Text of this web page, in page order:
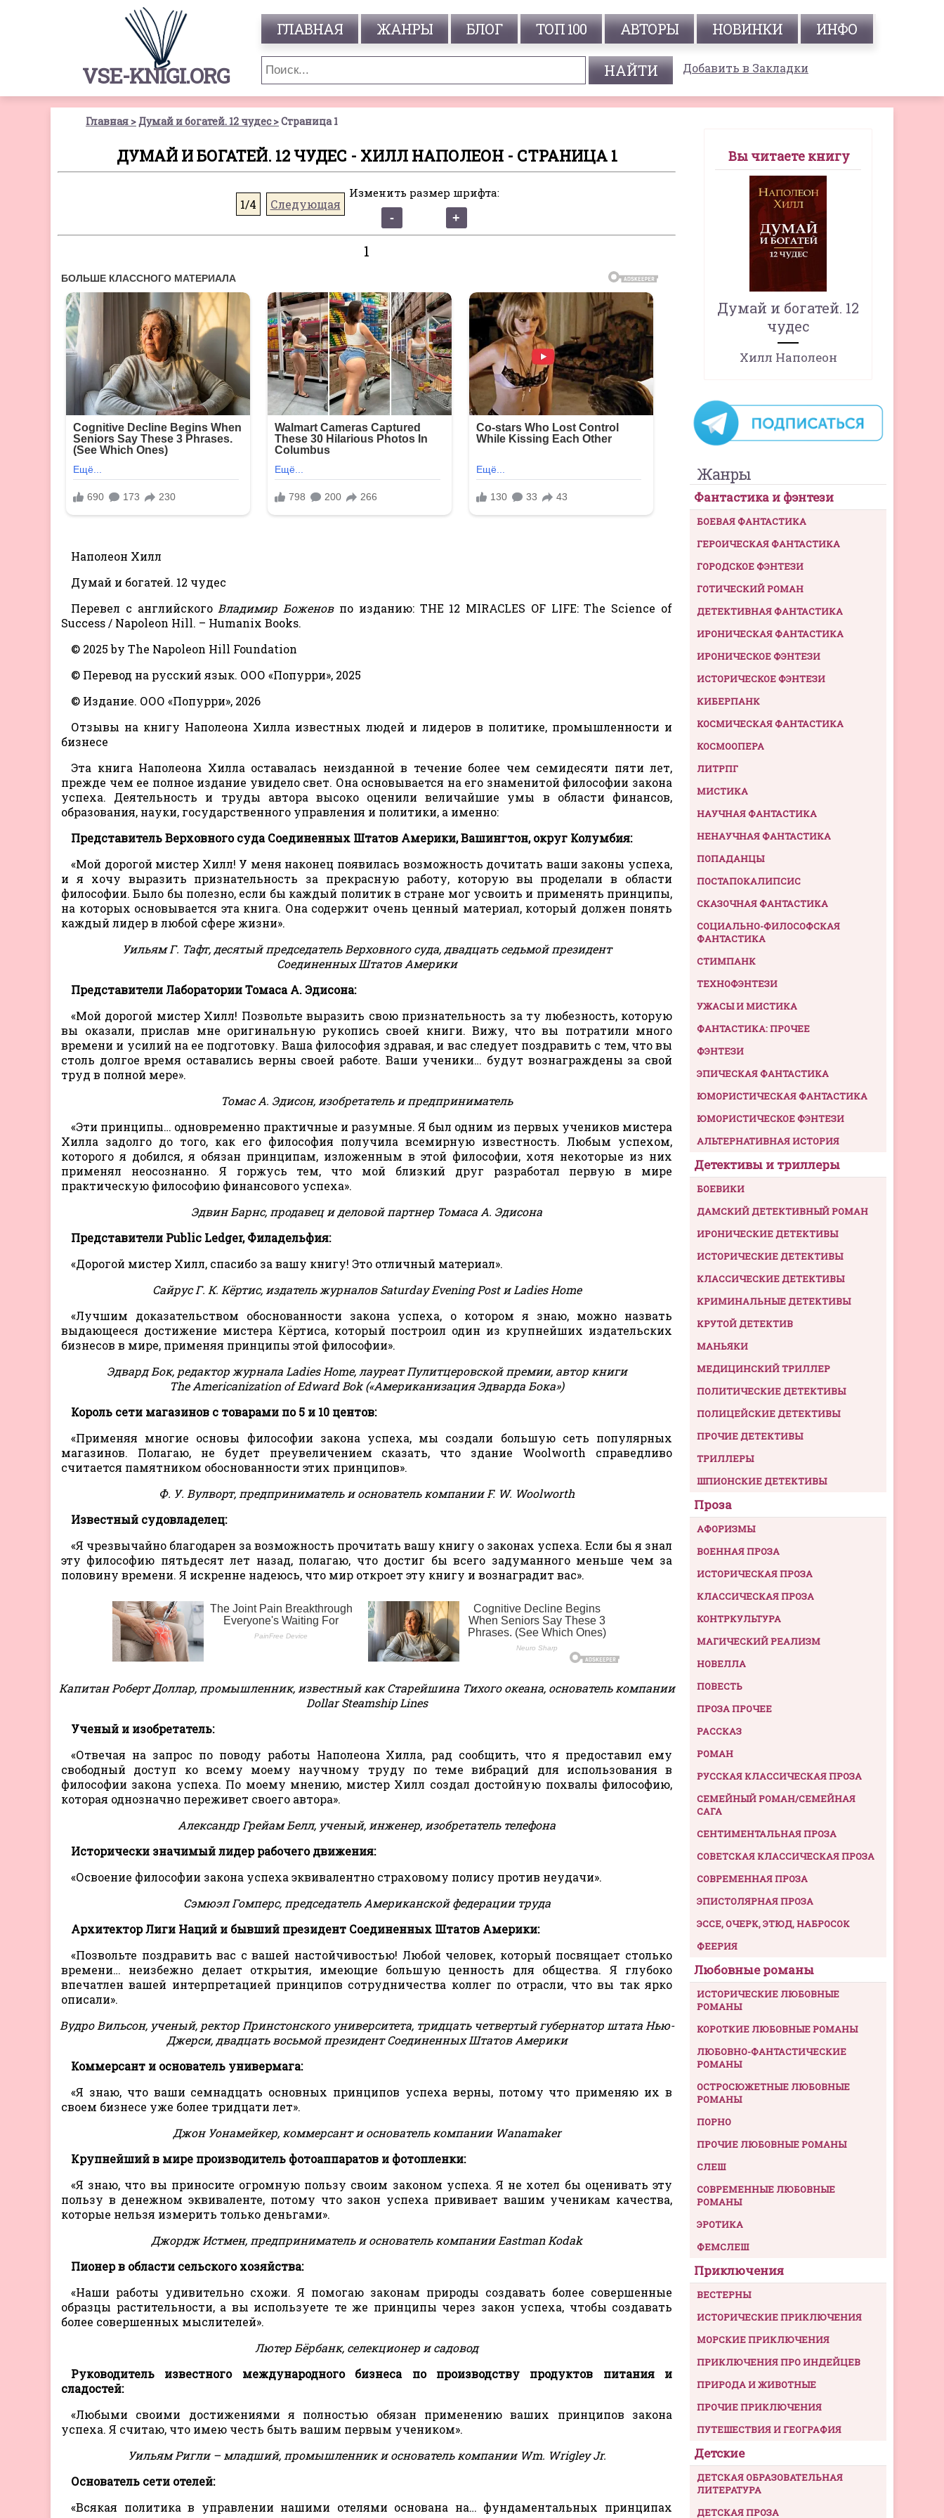
VSE-KNIGI.ORG
ГЛАВНАЯ ЖАНРЫ БЛОГ ТОП 100 АВТОРЫ НОВИНКИ ИНФО
Добавить в Закладки
Главная Думай и богатей. 12 чудес Страница 1
ДУМАЙ И БОГАТЕЙ. 12 ЧУДЕС - ХИЛЛ НАПОЛЕОН - СТРАНИЦА 1
1/4 Следующая
Изменить размер шрифта:
1
Наполеон Хилл
Думай и богатей. 12 чудес
Перевел с английского Владимир Боженовпо изданию: THE 12 MIRACLES OF LIFE: The Science of
Success / Napoleon Hill. – Humanix Books.
© 2025 by The Napoleon Hill Foundation
© Перевод на русский язык. ООО «Попурри», 2025
© Издание. ООО «Попурри», 2026
Отзывы на книгу Наполеона Хилла известных людей и лидеров в политике, промышленности и
бизнесе
Эта книга Наполеона Хилла оставалась неизданной в течение более чем семидесяти пяти лет,
прежде чем ее полное издание увидело свет. Она основывается на его знаменитой философии закона
успеха. Деятельность и труды автора высоко оценили величайшие умы в области финансов,
образования, науки, государственного управления и политики, а именно:
Представитель Верховного суда Соединенных Штатов Америки, Вашингтон, округ Колумбия:
«Мой дорогой мистер Хилл! У меня наконец появилась возможность дочитать ваши законы успеха,
и я хочу выразить признательность за прекрасную работу, которую вы проделали в области
философии. Было бы полезно, если бы каждый политик в стране мог усвоить и применять принципы,
на которых основывается эта книга. Она содержит очень ценный материал, который должен понять
каждый лидер в любой сфере жизни».
Уильям Г. Тафт, десятый председатель Верховного суда, двадцать седьмой президент
Соединенных Штатов Америки
Представители Лаборатории Томаса А. Эдисона:
«Мой дорогой мистер Хилл! Позвольте выразить свою признательность за ту любезность, которую
вы оказали, прислав мне оригинальную рукопись своей книги. Вижу, что вы потратили много
времени и усилий на ее подготовку. Ваша философия здравая, и вас следует поздравить с тем, что вы
столь долгое время оставались верны своей работе. Ваши ученики… будут вознаграждены за свой
труд в полной мере».
Томас А. Эдисон, изобретатель и предприниматель
«Эти принципы… одновременно практичные и разумные. Я был одним из первых учеников мистера
Хилла задолго до того, как его философия получила всемирную известность. Любым успехом,
которого я добился, я обязан принципам, изложенным в этой философии, хотя некоторые из них
применял неосознанно. Я горжусь тем, что мой близкий друг разработал первую в мире
практическую философию финансового успеха».
Эдвин Барнс, продавец и деловой партнер Томаса А. Эдисона
Представители Public Ledger, Филадельфия:
«Дорогой мистер Хилл, спасибо за вашу книгу! Это отличный материал».
Сайрус Г. К. Кёртис, издатель журналов Saturday Evening Post и Ladies Home
«Лучшим доказательством обоснованности закона успеха, о котором я знаю, можно назвать
выдающееся достижение мистера Кёртиса, который построил один из крупнейших издательских
бизнесов в мире, применяя принципы этой философии».
Эдвард Бок, редактор журнала Ladies Home, лауреат Пулитцеровской премии, автор книги
The Americanization of Edward Bok («Американизация Эдварда Бока»)
Король сети магазинов с товарами по 5 и 10 центов:
«Применяя многие основы философии закона успеха, мы создали большую сеть популярных
магазинов. Полагаю, не будет преувеличением сказать, что здание Woolworth справедливо
считается памятником обоснованности этих принципов».
Ф. У. Вулворт, предприниматель и основатель компании F. W. Woolworth
Известный судовладелец:
«Я чрезвычайно благодарен за возможность прочитать вашу книгу о законах успеха. Если бы я знал
эту философию пятьдесят лет назад, полагаю, что достиг бы всего задуманного меньше чем за
половину времени. Я искренне надеюсь, что мир откроет эту книгу и вознаградит вас».
Капитан Роберт Доллар, промышленник, известный как Старейшина Тихого океана, основатель компании
Dollar Steamship Lines
Ученый и изобретатель:
«Отвечая на запрос по поводу работы Наполеона Хилла, рад сообщить, что я предоставил ему
свободный доступ ко всему моему научному труду по теме вибраций для использования в
философии закона успеха. По моему мнению, мистер Хилл создал достойную похвалы философию,
которая однозначно переживет своего автора».
Александр Грейам Белл, ученый, инженер, изобретатель телефона
Исторически значимый лидер рабочего движения:
«Освоение философии закона успеха эквивалентно страховому полису против неудачи».
Сэмюэл Гомперс, председатель Американской федерации труда
Архитектор Лиги Наций и бывший президент Соединенных Штатов Америки:
«Позвольте поздравить вас с вашей настойчивостью! Любой человек, который посвящает столько
времени… неизбежно делает открытия, имеющие большую ценность для общества. Я глубоко
впечатлен вашей интерпретацией принципов сотрудничества коллег по отрасли, что вы так ярко
описали».
Вудро Вильсон, ученый, ректор Принстонского университета, тридцать четвертый губернатор штата Нью-
Джерси, двадцать восьмой президент Соединенных Штатов Америки
Коммерсант и основатель универмага:
«Я знаю, что ваши семнадцать основных принципов успеха верны, потому что применяю их в
своем бизнесе уже более тридцати лет».
Джон Уонамейкер, коммерсант и основатель компании Wanamaker
Крупнейший в мире производитель фотоаппаратов и фотопленки:
«Я знаю, что вы приносите огромную пользу своим законом успеха. Я не хотел бы оценивать эту
пользу в денежном эквиваленте, потому что закон успеха прививает вашим ученикам качества,
которые нельзя измерить только деньгами».
Джордж Истмен, предприниматель и основатель компании Eastman Kodak
Пионер в области сельского хозяйства:
«Наши работы удивительно схожи. Я помогаю законам природы создавать более совершенные
образцы растительности, а вы используете те же принципы через закон успеха, чтобы создавать
более совершенных мыслителей».
Лютер Бёрбанк, селекционер и садовод
Руководитель известного международного бизнеса по производству продуктов питания и
сладостей:
«Любыми своими достижениями я полностью обязан применению ваших принципов закона
успеха. Я считаю, что имею честь быть вашим первым учеником».
Уильям Ригли – младший, промышленник и основатель компании Wm. Wrigley Jr.
Основатель сети отелей:
«Всякая политика в управлении нашими отелями основана на… фундаментальных принципах
Вы читаете книгу
Думай и богатей. 12
чудес
Хилл Наполеон
Жанры
Фантастика и фэнтези
БОЕВАЯ ФАНТАСТИКА
ГЕРОИЧЕСКАЯ ФАНТАСТИКА
ГОРОДСКОЕ ФЭНТЕЗИ
ГОТИЧЕСКИЙ РОМАН
ДЕТЕКТИВНАЯ ФАНТАСТИКА
ИРОНИЧЕСКАЯ ФАНТАСТИКА
ИРОНИЧЕСКОЕ ФЭНТЕЗИ
ИСТОРИЧЕСКОЕ ФЭНТЕЗИ
КИБЕРПАНК
КОСМИЧЕСКАЯ ФАНТАСТИКА
КОСМООПЕРА
ЛИТРПГ
МИСТИКА
НАУЧНАЯ ФАНТАСТИКА
НЕНАУЧНАЯ ФАНТАСТИКА
ПОПАДАНЦЫ
ПОСТАПОКАЛИПСИС
СКАЗОЧНАЯ ФАНТАСТИКА
СОЦИАЛЬНО-ФИЛОСОФСКАЯ
ФАНТАСТИКА
СТИМПАНК
ТЕХНОФЭНТЕЗИ
УЖАСЫ И МИСТИКА
ФАНТАСТИКА: ПРОЧЕЕ
ФЭНТЕЗИ
ЭПИЧЕСКАЯ ФАНТАСТИКА
ЮМОРИСТИЧЕСКАЯ ФАНТАСТИКА
ЮМОРИСТИЧЕСКОЕ ФЭНТЕЗИ
АЛЬТЕРНАТИВНАЯ ИСТОРИЯ
Детективы и триллеры
БОЕВИКИ
ДАМСКИЙ ДЕТЕКТИВНЫЙ РОМАН
ИРОНИЧЕСКИЕ ДЕТЕКТИВЫ
ИСТОРИЧЕСКИЕ ДЕТЕКТИВЫ
КЛАССИЧЕСКИЕ ДЕТЕКТИВЫ
КРИМИНАЛЬНЫЕ ДЕТЕКТИВЫ
КРУТОЙ ДЕТЕКТИВ
МАНЬЯКИ
МЕДИЦИНСКИЙ ТРИЛЛЕР
ПОЛИТИЧЕСКИЕ ДЕТЕКТИВЫ
ПОЛИЦЕЙСКИЕ ДЕТЕКТИВЫ
ПРОЧИЕ ДЕТЕКТИВЫ
ТРИЛЛЕРЫ
ШПИОНСКИЕ ДЕТЕКТИВЫ
Проза
АФОРИЗМЫ
ВОЕННАЯ ПРОЗА
ИСТОРИЧЕСКАЯ ПРОЗА
КЛАССИЧЕСКАЯ ПРОЗА
КОНТРКУЛЬТУРА
МАГИЧЕСКИЙ РЕАЛИЗМ
НОВЕЛЛА
ПОВЕСТЬ
ПРОЗА ПРОЧЕЕ
РАССКАЗ
РОМАН
РУССКАЯ КЛАССИЧЕСКАЯ ПРОЗА
СЕМЕЙНЫЙ РОМАН/СЕМЕЙНАЯ
САГА
СЕНТИМЕНТАЛЬНАЯ ПРОЗА
СОВЕТСКАЯ КЛАССИЧЕСКАЯ ПРОЗА
СОВРЕМЕННАЯ ПРОЗА
ЭПИСТОЛЯРНАЯ ПРОЗА
ЭССЕ, ОЧЕРК, ЭТЮД, НАБРОСОК
ФЕЕРИЯ
Любовные романы
ИСТОРИЧЕСКИЕ ЛЮБОВНЫЕ
РОМАНЫ
КОРОТКИЕ ЛЮБОВНЫЕ РОМАНЫ
ЛЮБОВНО-ФАНТАСТИЧЕСКИЕ
РОМАНЫ
ОСТРОСЮЖЕТНЫЕ ЛЮБОВНЫЕ
РОМАНЫ
ПОРНО
ПРОЧИЕ ЛЮБОВНЫЕ РОМАНЫ
СЛЕШ
СОВРЕМЕННЫЕ ЛЮБОВНЫЕ
РОМАНЫ
ЭРОТИКА
ФЕМСЛЕШ
Приключения
ВЕСТЕРНЫ
ИСТОРИЧЕСКИЕ ПРИКЛЮЧЕНИЯ
МОРСКИЕ ПРИКЛЮЧЕНИЯ
ПРИКЛЮЧЕНИЯ ПРО ИНДЕЙЦЕВ
ПРИРОДА И ЖИВОТНЫЕ
ПРОЧИЕ ПРИКЛЮЧЕНИЯ
ПУТЕШЕСТВИЯ И ГЕОГРАФИЯ
Детские
ДЕТСКАЯ ОБРАЗОВАТЕЛЬНАЯ
ЛИТЕРАТУРА
ДЕТСКАЯ ПРОЗА